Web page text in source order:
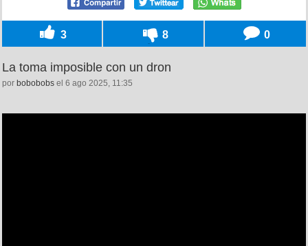
3 8 0
La toma imposible con un dron
por bobobobs el 6 ago 2025, 11:35